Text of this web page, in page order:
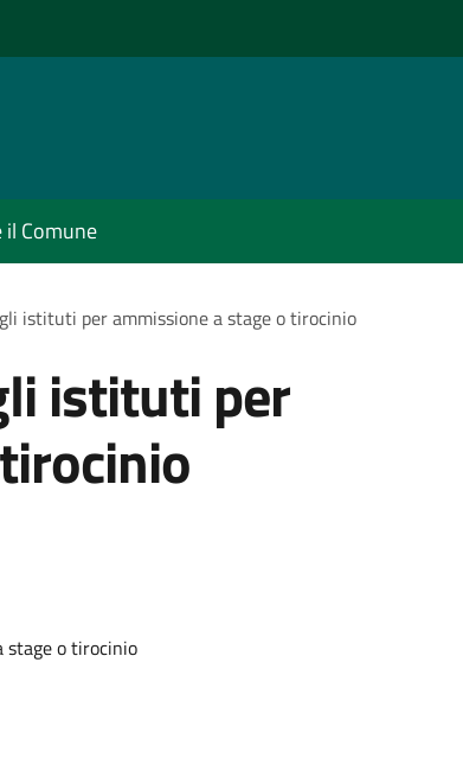
il Comune
istituti per ammissione a stage o tirocinio
istituti per
stage o tirocinio